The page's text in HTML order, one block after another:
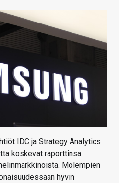
IDC ja Strategy Analytics
koskevat raporttinsa
Molempien
hyvin